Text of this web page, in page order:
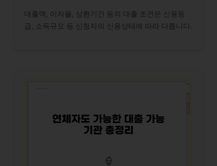
대출액, 이자율, 상환기간 등의 대출 조건은 신용등
급, 소득규모 등 신청자의 신용상태에 따라 다릅니다.